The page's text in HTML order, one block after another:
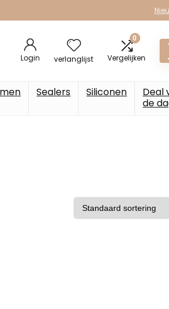
Login verlanglijst
0
Vergelijken
Sealers Siliconen
Deal
de